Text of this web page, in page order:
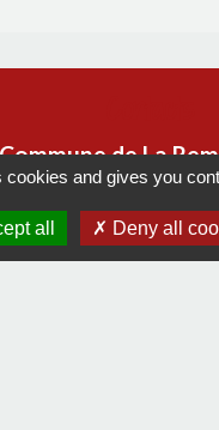
Commune de La
22, rue Olivier de
La Remaudière
+33 2 40 33 72
cookies and gives you
all
Deny all